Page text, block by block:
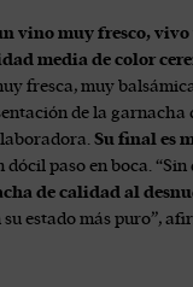
vino muy fresco,
media de color
fresca, muy
de la garnacha
Su final es
dócil paso en boca.
de calidad al
su estado más puro”,